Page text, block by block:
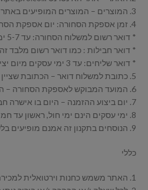
3. המוצרים – המוצרים המופיעים באתר ומוצעים למכירה.
4. זמן אספקת הסחורה: יום אספקת הסחורה – היום בו נשלחה הסחורה ליעד המבוקש לידי הלקוח.
* דואר רשום למשלוח הסחורה: עד 5-7 ימי עסקים, תלוי בדואר ישראל
* דואר חבילות : כמו דואר רשום מלבד זה
* דואר שליחים: עד 3 ימי עסקים מיום יציאת ההזמנה, תלוי בדואר ישראל ובאיזורי חלוקה
5. כתובת למשלוח דואר – הכתובת שציין המזמין ככתובת למשלוח הזמנות.
6. המועד המבוקש לאספקת הסחורה – המועד תלוי בשרות ובאיזורי חלוקה של דואר ישראל.
7. יום ביצוע ההזמנה – היום בו אישרה חברת האשראי את העסקה שביצע המזמין.
8. ימי עסקים הינם ימי חול, ראשון עד חמישי, ואינם כוללים שישי, שבת, ערבי חג וחול המועד.
9. הנוסחים בתקנון זה אמנם מופיעים בלשון זכר אך מיועדים לשני המינים.
כללי
1. האתר משמש כחנות וירטואלית למכירת מוצרים והוא בבעלות החברה ומנוהל על ידה.